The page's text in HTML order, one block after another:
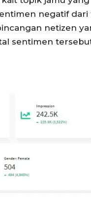
negatif
netizen
sentimen